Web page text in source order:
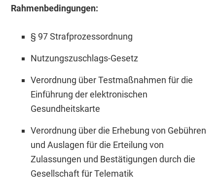
Rahmenbedingungen:
§ 97 Strafprozessordnung
Nutzungszuschlags-Gesetz
Verordnung über Testmaßnahmen für die
Einführung der elektronischen
Gesundheitskarte
Verordnung über die Erhebung von Gebühren
und Auslagen für die Erteilung von
Zulassungen und Bestätigungen durch die
Gesellschaft für Telematik